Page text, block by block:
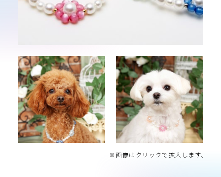
※画像はクリックで拡大します。